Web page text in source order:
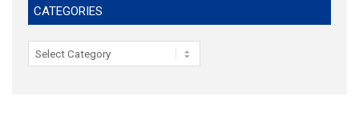
CATEGORIES
Categories